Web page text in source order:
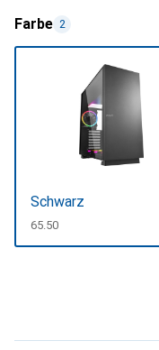
Farbe 2
Schwarz
CHF
65.50